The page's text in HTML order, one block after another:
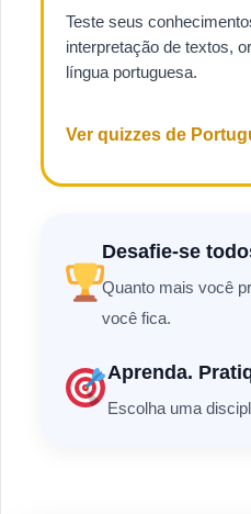
Teste seus
interpretação de textos,
língua portuguesa.
Ver quizzes de
Desafie-se
Quanto mais você
você fica.
Aprenda.
Escolha uma